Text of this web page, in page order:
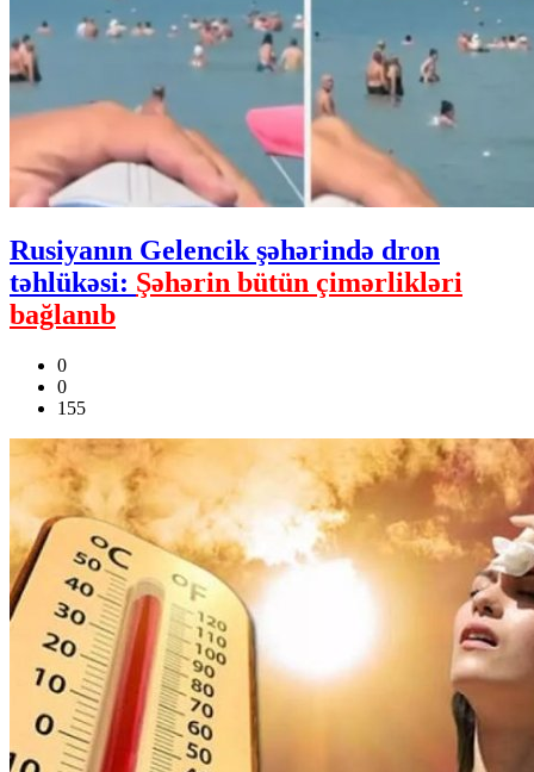
Rusiyanın Gelencik şəhərində dron
təhlükəsi: Şəhərin bütün çimərlikləri
bağlanıb
0
0
155